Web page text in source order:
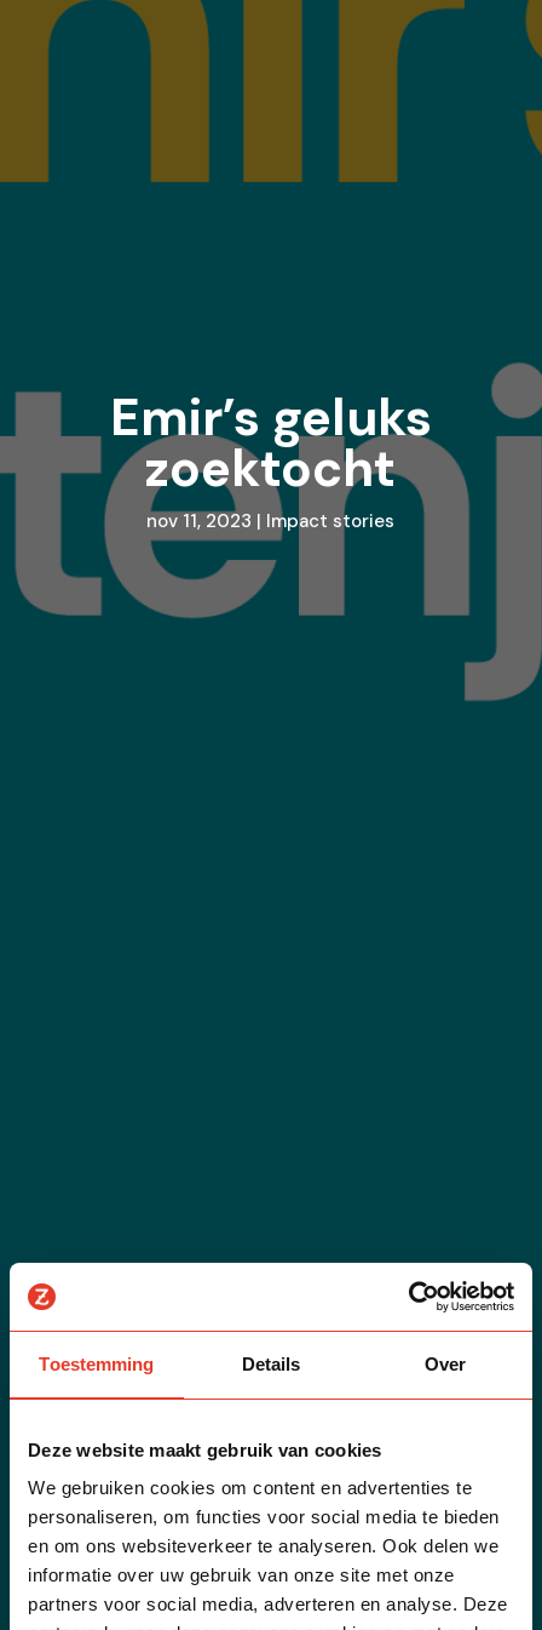
Toestemming Details Over
Deze website maakt gebruik van cookies
We gebruiken cookies om content en advertenties te
personaliseren, om functies voor social media te bieden
en om ons websiteverkeer te analyseren. Ook delen we
informatie over uw gebruik van onze site met onze
partners voor social media, adverteren en analyse. Deze
Emir’s geluks
zoektocht
nov 11, 2023 | Impact stories